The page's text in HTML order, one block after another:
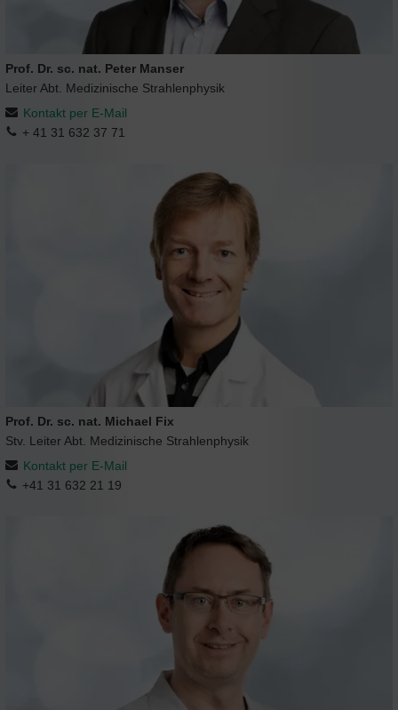
Prof. Dr. sc. nat. Peter Manser
Leiter Abt. Medizinische Strahlenphysik
Kontakt per E-Mail
+ 41 31 632 37 71
Prof. Dr. sc. nat. Michael Fix
Stv. Leiter Abt. Medizinische Strahlenphysik
Kontakt per E-Mail
+41 31 632 21 19